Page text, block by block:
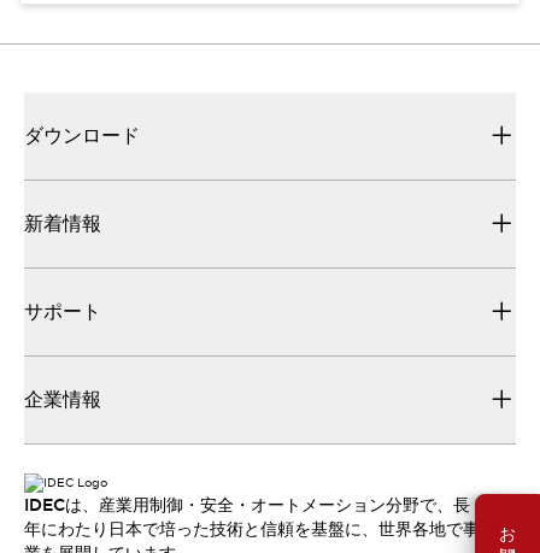
ダウンロード
新着情報
サポート
企業情報
IDECは、産業用制御・安全・オートメーション分野で、長
年にわたり日本で培った技術と信頼を基盤に、世界各地で事